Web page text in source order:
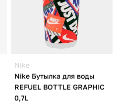
Nike
Nike Бутылка для воды
REFUEL BOTTLE GRAPHIC
0,7L